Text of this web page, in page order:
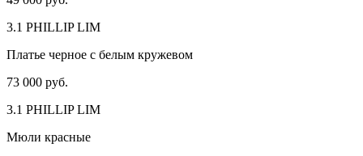
3.1 PHILLIP LIM
Платье черное с белым кружевом
73 000 руб.
3.1 PHILLIP LIM
Мюли красные